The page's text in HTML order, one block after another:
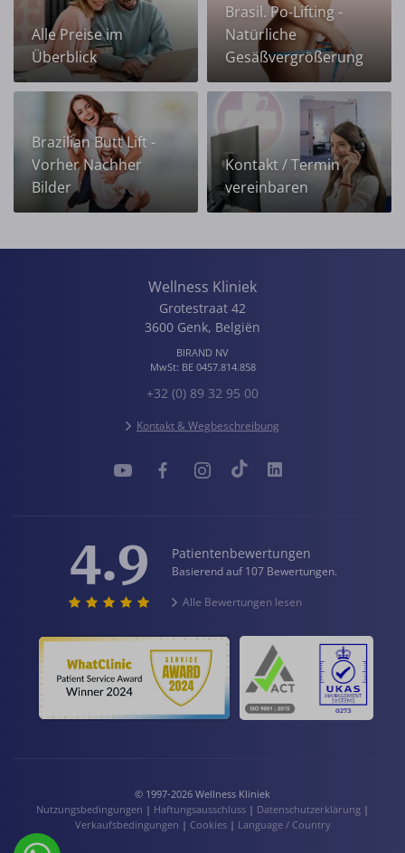
Alle Preise im
Überblick
Brasil. Po-Lifting -
Natürliche
Gesäßvergrößerung
Brazilian Butt Lift -
Vorher Nachher
Bilder
Kontakt / Termin
vereinbaren
Wellness Kliniek
Grotestraat 42
3600 Genk, Belgiën
BIRAND NV
MwSt: BE 0457.814.858
+32 (0) 89 32 95 00
Kontakt & Wegbeschreibung
4.9 Patientenbewertungen
Basierend auf 107 Bewertungen.
Alle Bewertungen lesen
© 1997-2026 Wellness Kliniek
Nutzungsbedingungen | Haftungsausschluss | Datenschutzerklärung |
Verkaufsbedingungen | Cookies| Language / Country